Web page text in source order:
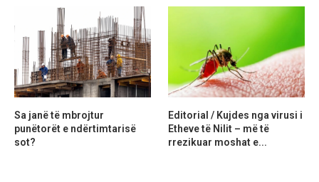
Sa janë të mbrojtur
punëtorët e ndërtimtarisë
sot?
Editorial / Kujdes nga virusi i
Etheve të Nilit – më të
rrezikuar moshat e...